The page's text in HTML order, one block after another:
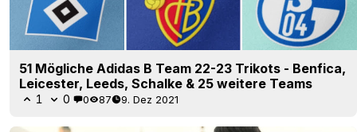
51 Mögliche Adidas B Team 22-23 Trikots - Benfica,
Leicester, Leeds, Schalke & 25 weitere Teams
1 0 0 87 9. Dez 2021